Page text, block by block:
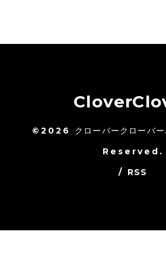
©2026 クローバークローバー
Reserved.
/ RSS